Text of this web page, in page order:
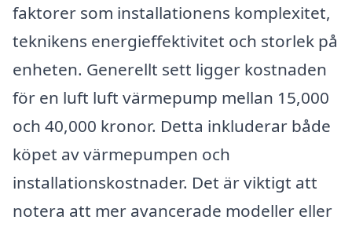
faktorer som installationens komplexitet,
teknikens energieffektivitet och storlek på
enheten. Generellt sett ligger kostnaden
för en luft luft värmepump mellan 15,000
och 40,000 kronor. Detta inkluderar både
köpet av värmepumpen och
installationskostnader. Det är viktigt att
notera att mer avancerade modeller eller